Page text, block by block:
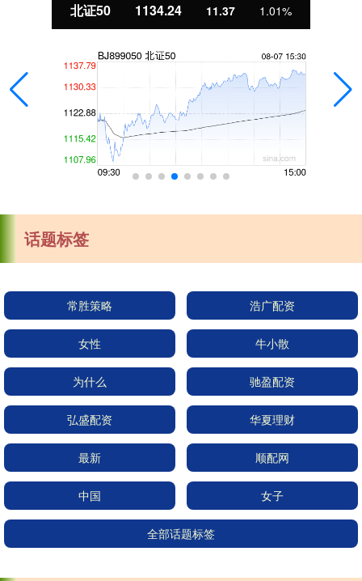
北证50 1134.24 11.37 1.01%
话题标签
常胜策略 浩广配资
女性 牛小散
为什么 驰盈配资
弘盛配资 华夏理财
最新 顺配网
中国 女子
全部话题标签